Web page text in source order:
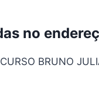
no
BRUNO